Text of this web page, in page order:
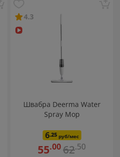
4.3
Швабра Deerma Water
Spray Mop
6.25руб/мес
55.0062.50